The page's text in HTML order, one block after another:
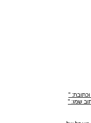
"
כתוב שמו: "